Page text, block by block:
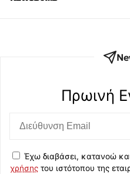
Πρωινή
Έχω διαβάσει, κατανοώ
χρήσης του ιστότοπου της